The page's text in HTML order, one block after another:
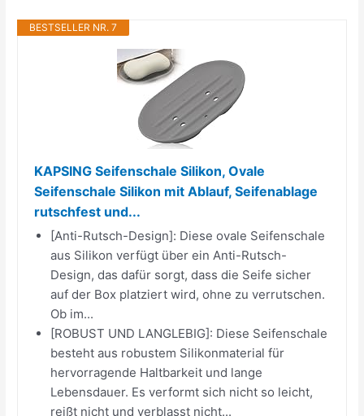
BESTSELLER NR. 7
KAPSING Seifenschale Silikon, Ovale
Seifenschale Silikon mit Ablauf, Seifenablage
rutschfest und...
[Anti-Rutsch-Design]: Diese ovale Seifenschale
aus Silikon verfügt über ein Anti-Rutsch-
Design, das dafür sorgt, dass die Seife sicher
auf der Box platziert wird, ohne zu verrutschen.
Ob im...
[ROBUST UND LANGLEBIG]: Diese Seifenschale
besteht aus robustem Silikonmaterial für
hervorragende Haltbarkeit und lange
Lebensdauer. Es verformt sich nicht so leicht,
reißt nicht und verblasst nicht...